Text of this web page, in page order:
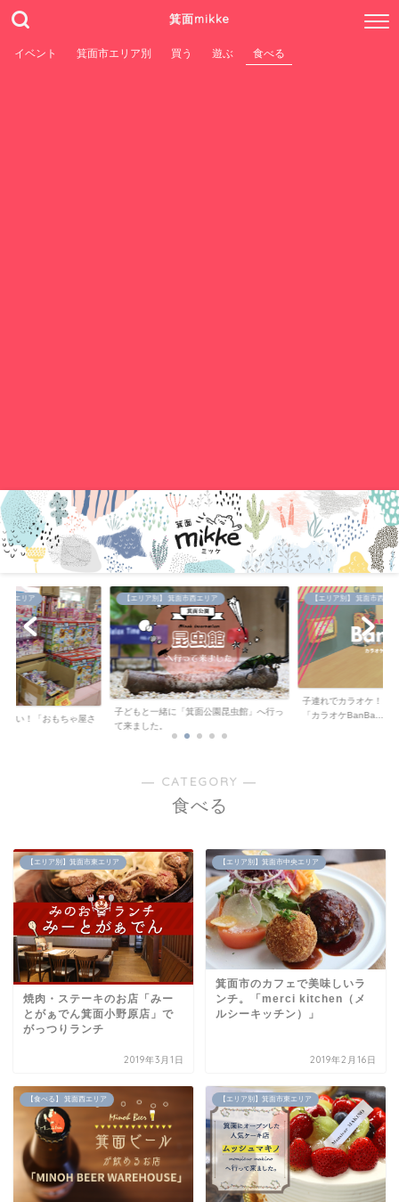
箕面mikke
イベント 箕面市エリア別 買う 遊ぶ 食べる
。
央エリア
安い！「おもちゃ屋さ
【エリア別】 箕面市西エリア
子どもと一緒に「箕面公園昆虫館」へ行っ
て来ました。
【エリア別】 箕面市西エ
子連れでカラオケ！キ
「カラオケBanBa...
― CATEGORY ―
食べる
【エリア別】箕面市東エリア
焼肉・ステーキのお店「みー
とがぁでん箕面小野原店」で
がっつりランチ
2019年3月1日
【エリア別】箕面市中央エリア
箕面市のカフェで美味しいラ
ンチ。「merci kitchen（メ
ルシーキッチン）」
2019年2月16日
【食べる】 箕面西エリア 【エリア別】箕面市東エリア